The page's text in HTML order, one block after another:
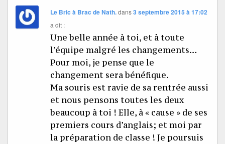
Le Bric à Brac de Nath.dans3 septembre 2015 à 17:02
a dit :
Une belle année à toi, et à toute
l’équipe malgré les changements…
Pour moi, je pense que le
changement sera bénéfique.
Ma souris est ravie de sa rentrée aussi
et nous pensons toutes les deux
beaucoup à toi ! Elle, à « cause » de ses
premiers cours d’anglais; et moi par
la préparation de classe ! Je poursuis